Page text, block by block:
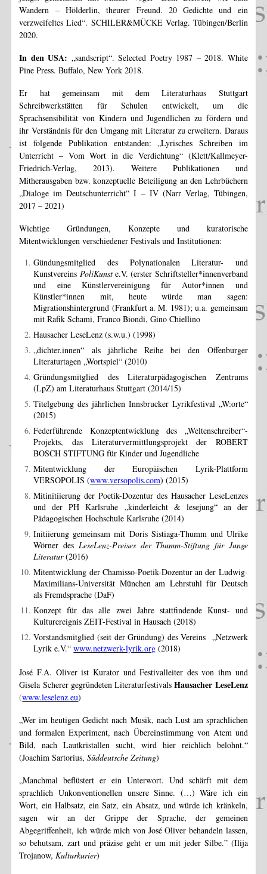
Wandern – Hölderlin, theurer Freund. 20 Gedichte und ein
verzweifeltes Lied“. SCHILER&MÜCKE Verlag. Tübingen/Berlin
2020.
In den USA: „sandscript“. Selected Poetry 1987 – 2018. White
Pine Press. Buffalo, New York 2018.
Er hat gemeinsam mit dem Literaturhaus Stuttgart
Schreibwerkstätten für Schulen entwickelt, um die
Sprachsensibilität von Kindern und Jugendlichen zu fördern und
ihr Verständnis für den Umgang mit Literatur zu erweitern. Daraus
ist folgende Publikation entstanden: „Lyrisches Schreiben im
Unterricht – Vom Wort in die Verdichtung“ (Klett/Kallmeyer-
Friedrich-Verlag, 2013). Weitere Publikationen und
Mitherausgaben bzw. konzeptuelle Beteiligung an den Lehrbüchern
„Dialoge im Deutschunterricht“ I – IV (Narr Verlag, Tübingen,
2017 – 2021)
Wichtige Gründungen, Konzepte und kuratorische
Mitentwicklungen verschiedener Festivals und Institutionen:
Gündungsmitglied des Polynationalen Literatur- und
Kunstvereins PoliKunste.V. (erster Schriftsteller*innenverband
und eine Künstlervereinigung für Autor*innen und
Künstler*innen mit, heute würde man sagen:
Migrationshintergrund (Frankfurt a. M. 1981); u.a. gemeinsam
mit Rafik Schami, Franco Biondi, Gino Chiellino
Hausacher LeseLenz (s.w.u.) (1998)
„dichter.innen“ als jährliche Reihe bei den Offenburger
Literaturtagen „Wortspiel“ (2010)
Gründungsmitglied des Literaturpädagogischen Zentrums
(LpZ) am Literaturhaus Stuttgart (2014/15)
Titelgebung des jährlichen Innsbrucker Lyrikfestival „W:orte“
(2015)
Federführende Konzeptentwicklung des „Weltenschreiber“-
Projekts, das Literaturvermittlungsprojekt der ROBERT
BOSCH STIFTUNG für Kinder und Jugendliche
Mitentwicklung der Europäischen Lyrik-Plattform
VERSOPOLIS (www.versopolis.com) (2015)
Mitinitiierung der Poetik-Dozentur des Hausacher LeseLenzes
und der PH Karlsruhe „kinderleicht & lesejung“ an der
Pädagogischen Hochschule Karlsruhe (2014)
Initiierung gemeinsam mit Doris Sistiaga-Thumm und Ulrike
Wörner des LeseLenz-Preises der Thumm-Stiftung für Junge
Literatur(2016)
Mitentwicklung der Chamisso-Poetik-Dozentur an der Ludwig-
Maximilians-Universität München am Lehrstuhl für Deutsch
als Fremdsprache (DaF)
Konzept für das alle zwei Jahre stattfindende Kunst- und
Kulturereignis ZEIT-Festival in Hausach (2018)
Vorstandsmitglied (seit der Gründung) des Vereins „Netzwerk
Lyrik e.V.“www.netzwerk-lyrik.org (2018)
José F.A. Oliver ist Kurator und Festivalleiter des von ihm und
Gisela Scherer gegründetenLiteraturfestivalsHausacher LeseLenz
(www.leselenz.eu)
„Wer im heutigen Gedicht nach Musik, nach Lust am sprachlichen
und formalen Experiment, nach Übereinstimmung von Atem und
Bild, nach Lautkristallen sucht, wird hier reichlich belohnt.“
(Joachim Sartorius, Süddeutsche Zeitung)
„Manchmal beflüstert er ein Unterwort. Und schärft mit dem
sprachlich Unkonventionellen unsere Sinne. (…) Wäre ich ein
Wort, ein Halbsatz, ein Satz, ein Absatz, und würde ich kränkeln,
sagen wir an der Grippe der Sprache, der gemeinen
Abgegriffenheit, ich würde mich von José Oliver behandeln lassen,
so behutsam, zart und präzise geht er um mit jeder Silbe.” (Ilija
Trojanow, Kulturkurier)